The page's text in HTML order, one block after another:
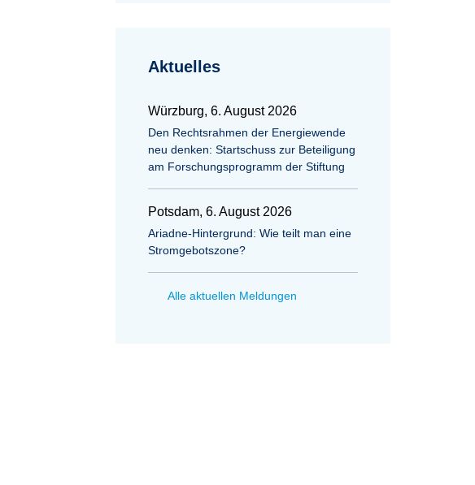
Aktuelles
Würzburg, 6. August 2026
Den Rechtsrahmen der Energiewende
neu denken: Startschuss zur Beteiligung
am Forschungsprogramm der Stiftung
Potsdam, 6. August 2026
Ariadne-Hintergrund: Wie teilt man eine
Stromgebotszone?
Alle aktuellen Meldungen